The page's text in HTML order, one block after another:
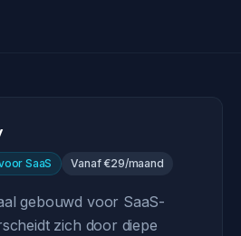
SaaS Vanaf €29/maand
gebouwd voor SaaS-
zich door diepe